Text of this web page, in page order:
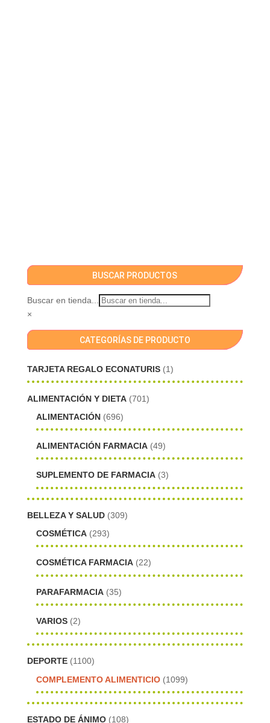
BUSCAR PRODUCTOS
Buscar en tienda...
×
CATEGORÍAS DE PRODUCTO
TARJETA REGALO ECONATURIS (1)
ALIMENTACIÓN Y DIETA (701)
ALIMENTACIÓN (696)
ALIMENTACIÓN FARMACIA (49)
SUPLEMENTO DE FARMACIA (3)
BELLEZA Y SALUD (309)
COSMÉTICA (293)
COSMÉTICA FARMACIA (22)
PARAFARMACIA (35)
VARIOS (2)
DEPORTE (1100)
COMPLEMENTO ALIMENTICIO (1099)
ESTADO DE ÁNIMO (108)